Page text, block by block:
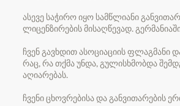
ასევე საჭირო იყო სამწლიანი
ლიცენზირების მისაღწევად.
ჩვენ გავხდით ასოციაციის ფლაგმანი
რაც, რა თქმა უნდა, გულისხმობდა
აღიარებას.
ჩვენი ცხოვრებისა და განვითარების